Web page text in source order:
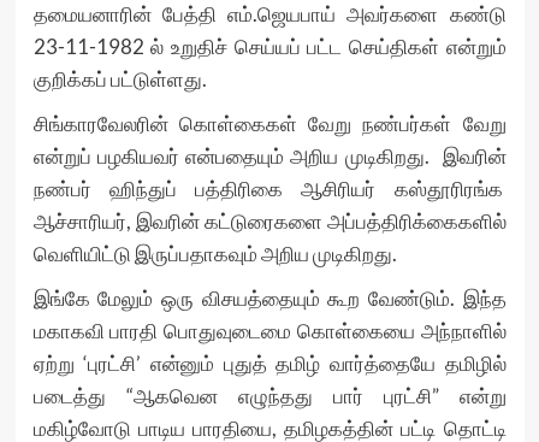
தமையனாரின் பேத்தி எம்.ஜெயபாய் அவர்களை கண்டு
23-11-1982 ல் உறுதிச் செய்யப் பட்ட செய்திகள் என்றும்
குறிக்கப் பட்டுள்ளது.
சிங்காரவேலரின் கொள்கைகள் வேறு நண்பர்கள் வேறு
என்றுப் பழகியவர் என்பதையும் அறிய முடிகிறது. இவரின்
நண்பர் ஹிந்துப் பத்திரிகை ஆசிரியர் கஸ்தூரிரங்க
ஆச்சாரியர், இவரின் கட்டுரைகளை அப்பத்திரிக்கைகளில்
வெளியிட்டு இருப்பதாகவும் அறிய முடிகிறது.
இங்கே மேலும் ஒரு விசயத்தையும் கூற வேண்டும். இந்த
மகாகவி பாரதி பொதுவுடைமை கொள்கையை அந்நாளில்
ஏற்று ‘புரட்சி’ என்னும் புதுத் தமிழ் வார்த்தையே தமிழில்
படைத்து “ஆகவென எழுந்தது பார் புரட்சி” என்று
மகிழ்வோடு பாடிய பாரதியை, தமிழகத்தின் பட்டி தொட்டி